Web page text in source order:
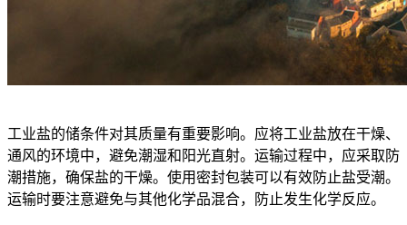
工业盐的储条件对其质量有重要影响。应将工业盐放在干燥、
通风的环境中，避免潮湿和阳光直射。运输过程中，应采取防
潮措施，确保盐的干燥。使用密封包装可以有效防止盐受潮。
运输时要注意避免与其他化学品混合，防止发生化学反应。